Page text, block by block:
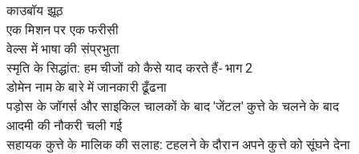
काउबॉय झूठ
एक मिशन पर एक फरीसी
वेल्स में भाषा की संप्रभुता
स्मृति के सिद्धांत: हम चीजों को कैसे याद करते हैं- भाग 2
डोमेन नाम के बारे में जानकारी ढूँढना
पड़ोस के जॉगर्स और साइकिल चालकों के बाद 'जेंटल' कुत्ते के चलने के बाद
आदमी की नौकरी चली गई
सहायक कुत्ते के मालिक की सलाह: टहलने के दौरान अपने कुत्ते को सूंघने देना